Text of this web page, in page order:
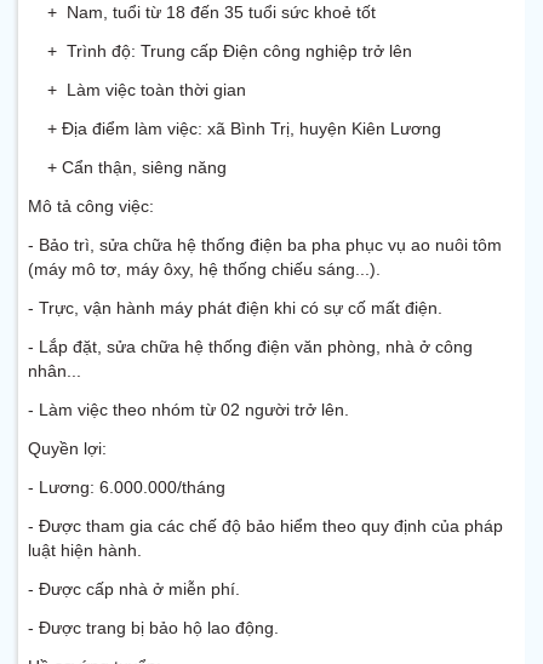
+ Nam, tuổi từ 18 đến 35 tuổi sức khoẻ tốt
+ Trình độ: Trung cấp Điện công nghiệp trở lên
+ Làm việc toàn thời gian
+ Địa điểm làm việc: xã Bình Trị, huyện Kiên Lương
+ Cẩn thận, siêng năng
Mô tả công việc:
- Bảo trì, sửa chữa hệ thống điện ba pha phục vụ ao nuôi tôm
(máy mô tơ, máy ôxy, hệ thống chiếu sáng...).
- Trực, vận hành máy phát điện khi có sự cố mất điện.
- Lắp đặt, sửa chữa hệ thống điện văn phòng, nhà ở công
nhân...
- Làm việc theo nhóm từ 02 người trở lên.
Quyền lợi:
- Lương: 6.000.000/tháng
- Được tham gia các chế độ bảo hiểm theo quy định của pháp
luật hiện hành.
- Được cấp nhà ở miễn phí.
- Được trang bị bảo hộ lao động.